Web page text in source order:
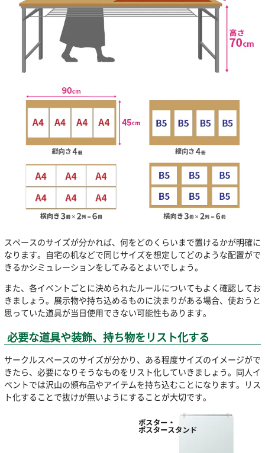
スペースのサイズが分かれば、何をどのくらいまで置けるかが明確に
なります。自宅の机などで同じサイズを想定してどのような配置がで
きるかシミュレーションをしてみるとよいでしょう。
また、各イベントごとに決められたルールについてもよく確認してお
きましょう。展示物や持ち込めるものに決まりがある場合、使おうと
思っていた道具が当日使用できない可能性もあります。
必要な道具や装飾、持ち物をリスト化する
サークルスペースのサイズが分かり、ある程度サイズのイメージがで
きたら、必要になりそうなものをリスト化していきましょう。同人イ
ベントでは沢山の頒布品やアイテムを持ち込むことになります。リス
ト化することで抜けが無いようにすることが大切です。